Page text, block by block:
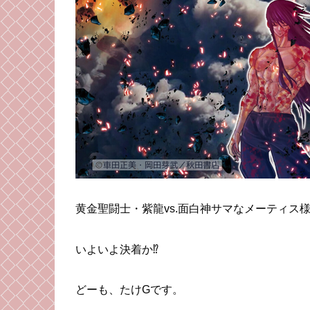
黄金聖闘士・紫龍vs.面白神サマなメーティス
いよいよ決着か⁉︎
どーも、たけGです。